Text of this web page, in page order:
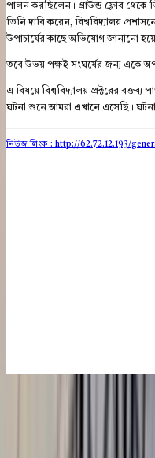
পালন করছিলেন। গ্রাউন্ড ফ্লোর থেকে
তিনি দাবি করেন, বিশ্ববিদ্যালয়
উপাচার্যের কাছে অভিযোগ জানানো
তবে উভয় পক্ষই সংঘর্ষের জন্য একে
এ বিষয়ে বিশ্ববিদ্যালয় প্রক্টরের
ঘটনা শুনে আমরা এখানে এসেছি।
নিউজ লিংক : http://62.72.12.193/